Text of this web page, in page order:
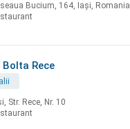
Bucium, 164, Iași, Romania
Bolta Rece
Str. Rece, Nr. 10